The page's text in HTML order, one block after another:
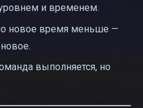
и временем.
новое время меньше —
выполняется, но